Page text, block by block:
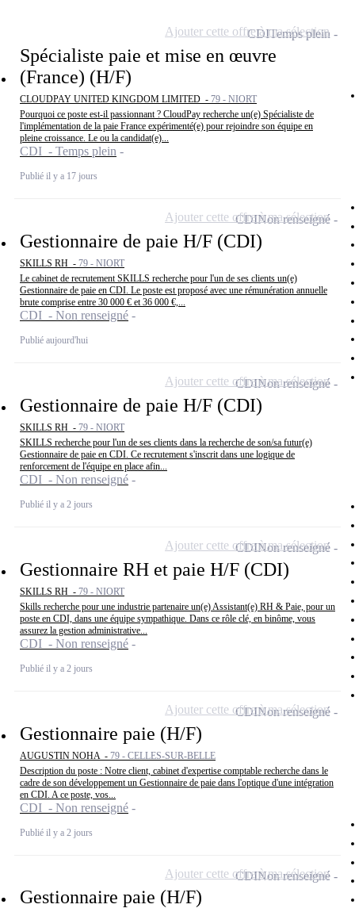
Spécialiste paie et mise en œuvre
(France) (H/F)
CLOUDPAY UNITED KINGDOM LIMITED - 79 - NIORT
Pourquoi ce poste est-il passionnant ? CloudPay recherche un(e) Spécialiste de
l'implémentation de la paie France expérimenté(e) pour rejoindre son équipe en
pleine croissance. Le ou la candidat(e)...
CDI - Temps plein
Publié il y a 17 jours
CDITemps plein
Ajouter cette offre à ma sélection
Gestionnaire de paie H/F (CDI)
SKILLS RH - 79 - NIORT
Le cabinet de recrutement SKILLS recherche pour l'un de ses clients un(e)
Gestionnaire de paie en CDI. Le poste est proposé avec une rémunération annuelle
brute comprise entre 30 000 € et 36 000 €,...
CDI - Non renseigné
Publié aujourd'hui
CDINon renseigné
Ajouter cette offre à ma sélection
Gestionnaire de paie H/F (CDI)
SKILLS RH - 79 - NIORT
SKILLS recherche pour l'un de ses clients dans la recherche de son/sa futur(e)
Gestionnaire de paie en CDI. Ce recrutement s'inscrit dans une logique de
renforcement de l'équipe en place afin...
CDI - Non renseigné
Publié il y a 2 jours
CDINon renseigné
Ajouter cette offre à ma sélection
Gestionnaire RH et paie H/F (CDI)
SKILLS RH - 79 - NIORT
Skills recherche pour une industrie partenaire un(e) Assistant(e) RH & Paie, pour un
poste en CDI, dans une équipe sympathique. Dans ce rôle clé, en binôme, vous
assurez la gestion administrative...
CDI - Non renseigné
Publié il y a 2 jours
CDINon renseigné
Ajouter cette offre à ma sélection
Gestionnaire paie (H/F)
AUGUSTIN NOHA - 79 - CELLES-SUR-BELLE
Description du poste : Notre client, cabinet d'expertise comptable recherche dans le
cadre de son développement un Gestionnaire de paie dans l'optique d'une intégration
en CDI. A ce poste, vos...
CDI - Non renseigné
Publié il y a 2 jours
CDINon renseigné
Ajouter cette offre à ma sélection
Gestionnaire paie (H/F)
CDINon renseigné
Ajouter cette offre à ma sélection